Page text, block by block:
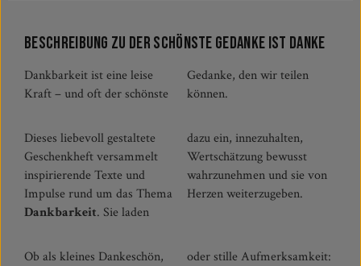
Beschreibung zu Der schönste Gedanke ist Danke
Dankbarkeit ist eine leise
Kraft – und oft der schönste
Gedanke, den wir teilen
können.
Dieses liebevoll gestaltete
Geschenkheft versammelt
inspirierende Texte und
Impulse rund um das Thema
Dankbarkeit. Sie laden
dazu ein, innezuhalten,
Wertschätzung bewusst
wahrzunehmen und sie von
Herzen weiterzugeben.
Ob als kleines Dankeschön,
oder stille Aufmerksamkeit: